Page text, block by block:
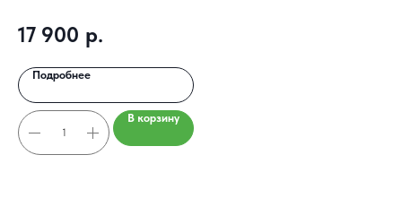
17 900 р.
Подробнее
В корзину